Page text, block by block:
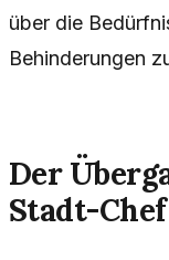
über die
Behinderungen
Der
Stadt-Chef